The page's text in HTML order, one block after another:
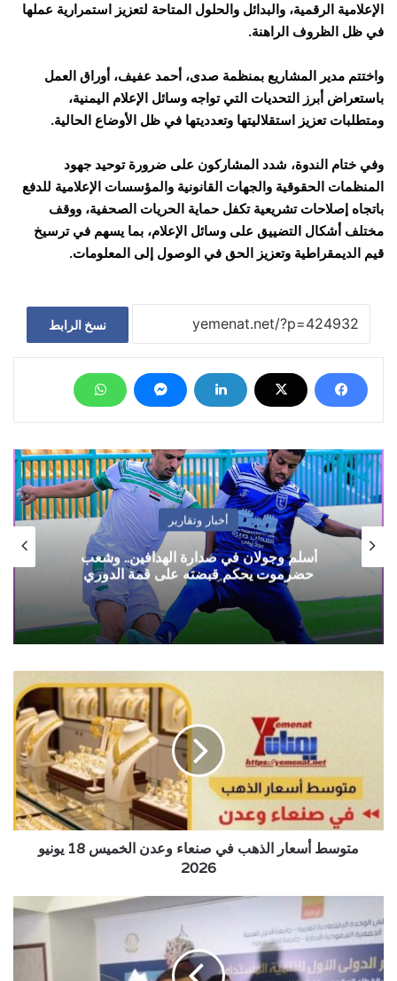
الإعلامية الرقمية، والبدائل والحلول المتاحة لتعزيز استمرارية عملها
في ظل الظروف الراهنة.
واختتم مدير المشاريع بمنظمة صدى، أحمد عفيف، أوراق العمل
باستعراض أبرز التحديات التي تواجه وسائل الإعلام اليمنية،
ومتطلبات تعزيز استقلاليتها وتعدديتها في ظل الأوضاع الحالية.
وفي ختام الندوة، شدد المشاركون على ضرورة توحيد جهود
المنظمات الحقوقية والجهات القانونية والمؤسسات الإعلامية للدفع
باتجاه إصلاحات تشريعية تكفل حماية الحريات الصحفية، ووقف
مختلف أشكال التضييق على وسائل الإعلام، بما يسهم في ترسيخ
قيم الديمقراطية وتعزيز الحق في الوصول إلى المعلومات.
نسخ الرابط
أخبار وتقارير
أسلم وجولان في صدارة الهدافين.. وشعب
حضرموت يحكم قبضته على قمة الدوري
الخميس
18
يونيو
2026
متوسط أسعار الذهب في صنعاء وعدن الخميس 18 يونيو
2026
النواب
اليمني..
الغائب